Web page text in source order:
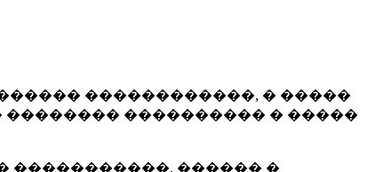
������������, � �����
���������� � �����
�����������, ������ �